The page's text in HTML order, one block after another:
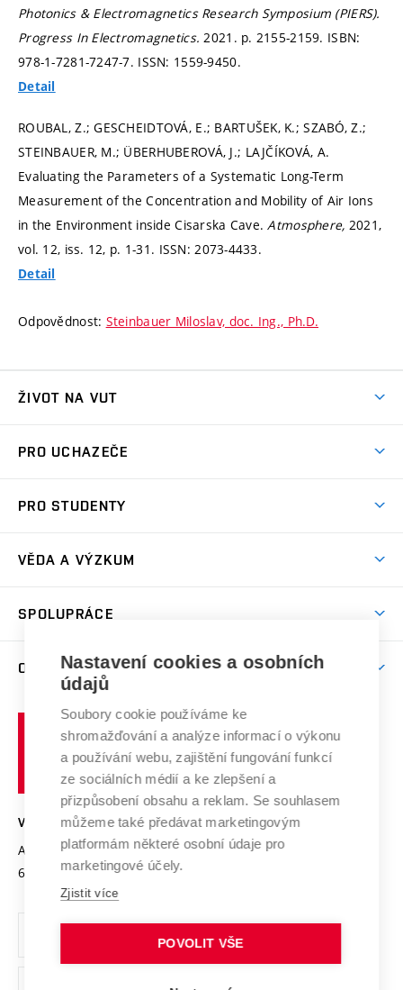
Photonics & Electromagnetics Research Symposium (PIERS).
Progress In Electromagnetics.2021. p. 2155-2159. ISBN:
978-1-7281-7247-7. ISSN: 1559-9450.
Detail
ROUBAL, Z.; GESCHEIDTOVÁ, E.; BARTUŠEK, K.; SZABÓ, Z.;
STEINBAUER, M.; ÜBERHUBEROVÁ, J.; LAJČÍKOVÁ, A.
Evaluating the Parameters of a Systematic Long-Term
Measurement of the Concentration and Mobility of Air Ions
in the Environment inside Cisarska Cave.Atmosphere, 2021,
vol. 12, iss. 12, p. 1-31. ISSN: 2073-4433.
Detail
Odpovědnost: Steinbauer Miloslav, doc. Ing., Ph.D.
ŽIVOT NA VUT
Koleje
Sport na VUT
Brno
PRO UCHAZEČE
Dny otevřených dveří
Celoživotní vzdělávání
E-přihláška
PRO STUDENTY
Harmonogram akademického roku
Závěrečné práce
Doktorské studium
Zpracování osobních údajů studentů
Sociální bezpečí
Studium bez bariér
Podpora podnikání
VĚDA A VÝZKUM
Mezinárodní vědecká rada
Systém zajišťování kvality výzkumu
Výzkumné infrastruktury
Transfer znalostí
Open Science
Projekty
Projekty ze strukturálních fondů
Specifický výzkum
SPOLUPRÁCE
Zahraniční spolupráce
Spolupráce se školami
Služby univerzity
Mezinárodní dohody
Univerzitní sítě
O UNIVERZITĚ
Profil univerzity
Udržitelná univerzita
Podnikavá univerzita / ContriBUTe
Bezpečná univerzita
Vyznamenání
Organizační struktura
Ochrana osobních údajů
učení
technické
VYSOKÉ UČENÍ TECHNICKÉ V BRNĚ
Antonínská 548/1
602 00 Brno
www.vut.cz
vut@vutbr.cz
Nastavení cookies a osobních
údajů
Soubory cookie používáme ke
shromažďování a analýze informací o výkonu
a používání webu, zajištění fungování funkcí
ze sociálních médií a ke zlepšení a
přizpůsobení obsahu a reklam. Se souhlasem
můžeme také předávat marketingovým
platformám některé osobní údaje pro
marketingové účely.
Zjistit více
POVOLIT VŠE